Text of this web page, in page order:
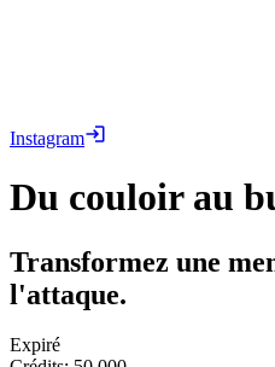
Instagram
Du couloir au
Transformez une
l'attaque.
Expiré